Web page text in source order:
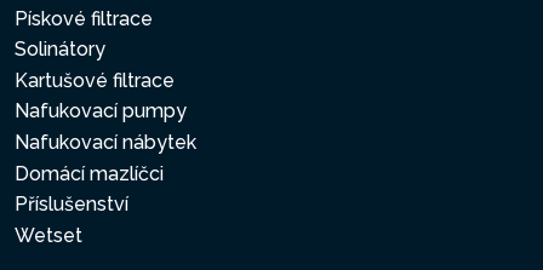
Pískové filtrace
Solinátory
Kartušové filtrace
Nafukovací pumpy
Nafukovací nábytek
Domácí mazlíčci
Příslušenství
Wetset